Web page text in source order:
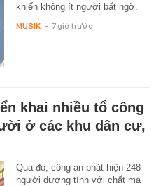
khiến không ít người bất ngờ.
MUSIK - 7 giờ trước
khai nhiều tổ công
ở các khu dân cư,
Qua đó, công an phát hiện 248
người dương tính với chất ma